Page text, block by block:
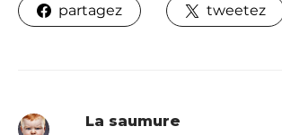
partagez tweetez
La saumure